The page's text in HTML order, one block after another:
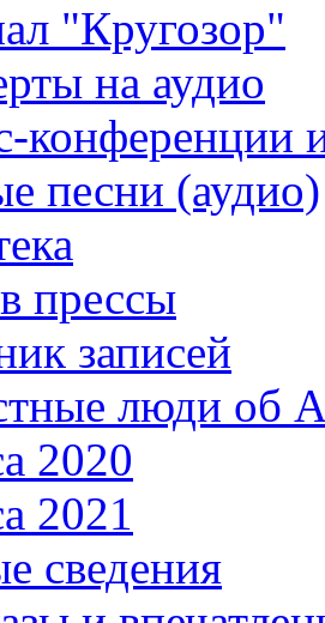
"Кругозор"
на аудио
конференции
песни (аудио)
прессы
записей
люди об
2020
2021
сведения